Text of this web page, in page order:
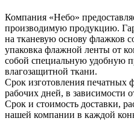
Компания «Небо»
производимую продукцию.
на тканевую основу флажков
упаковка флажной ленты от
собой специальную удобную
влагозащитной ткани.
Срок изготовления печатных
рабочих дней, в зависимости
Срок и стоимость доставки,
нашей компании в каждой